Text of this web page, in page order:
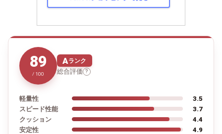
89
/ 100
Aランク
総合評価 ?
軽量性
3.5
スピード性能
3.7
クッション
4.4
安定性
4.9